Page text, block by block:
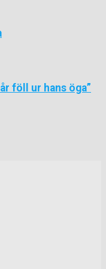
föll ur hans öga”